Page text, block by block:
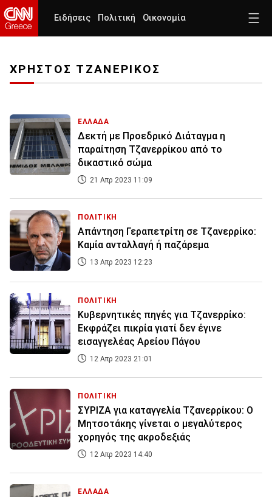
Ειδήσεις Πολιτική Οικονομία
ΧΡΗΣΤΟΣ ΤΖΑΝΕΡΙΚΟΣ
ΕΛΛΑΔΑ
Δεκτή με Προεδρικό Διάταγμα η
παραίτηση Τζανερρίκου από το
δικαστικό σώμα
21 Απρ 2023 11:09
ΠΟΛΙΤΙΚΗ
Απάντηση Γεραπετρίτη σε Τζανερρίκο:
Καμία ανταλλαγή ή παζάρεμα
13 Απρ 2023 12:23
ΠΟΛΙΤΙΚΗ
Κυβερνητικές πηγές για Τζανερρίκο:
Εκφράζει πικρία γιατί δεν έγινε
εισαγγελέας Αρείου Πάγου
12 Απρ 2023 21:01
ΠΟΛΙΤΙΚΗ
ΣΥΡΙΖΑ για καταγγελία Τζανερρίκου: O
Μητσοτάκης γίνεται ο μεγαλύτερος
χορηγός της ακροδεξιάς
12 Απρ 2023 14:40
ΕΛΛΑΔΑ